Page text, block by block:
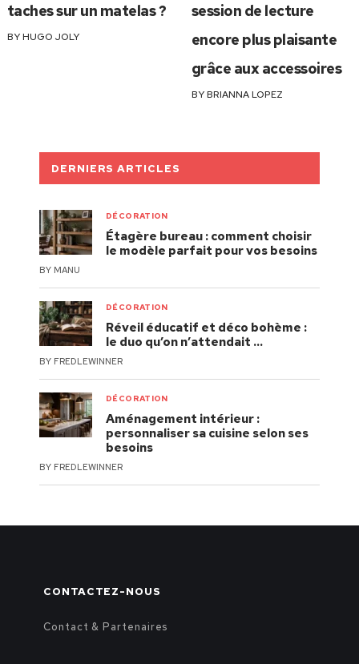
taches sur un matelas ?
BYHUGO JOLY
session de lecture
encore plus plaisante
grâce aux accessoires
BYBRIANNA LOPEZ
DERNIERS ARTICLES
DÉCORATION
Étagère bureau : comment choisir
le modèle parfait pour vos besoins
BY MANU
DÉCORATION
Réveil éducatif et déco bohème :
le duo qu’on n’attendait …
BY FREDLEWINNER
DÉCORATION
Aménagement intérieur :
personnaliser sa cuisine selon ses
besoins
BY FREDLEWINNER
CONTACTEZ-NOUS
Contact & Partenaires